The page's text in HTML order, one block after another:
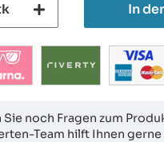
In
Sie noch Fragen zum
Team hilft Ihnen